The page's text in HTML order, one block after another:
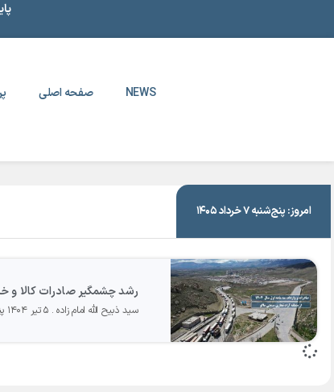
NEWS صفحه اصلی
۵ تیر ۱۴۰۴
امروز: پنج‌شنبه ۷ خرداد ۱۴۰۵
رشد چشمگیر صادرات کالا و
سید ذبیح الله امام زاده ۵ تیر ۱۴۰۴ پنج‌شنبه